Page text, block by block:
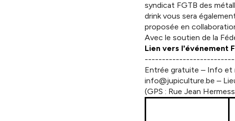
syndicat FGTB des
drink vous sera
proposée en
Avec le soutien de la
Lien vers l'événement
Entrée gratuite – Info et
info@jupiculture.be –
(GPS : Rue Jean